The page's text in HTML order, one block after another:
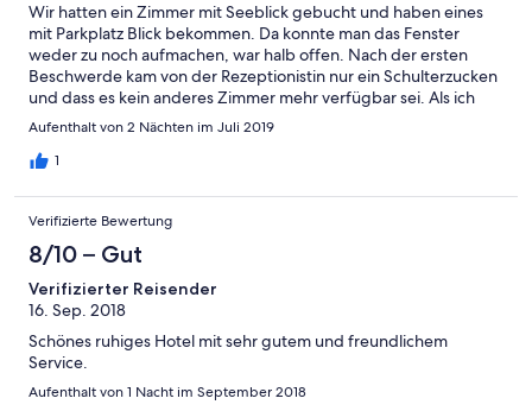
Wir hatten ein Zimmer mit Seeblick gebucht und haben eines
mit Parkplatz Blick bekommen. Da konnte man das Fenster
weder zu noch aufmachen, war halb offen. Nach der ersten
Beschwerde kam von der Rezeptionistin nur ein Schulterzucken
und dass es kein anderes Zimmer mehr verfügbar sei. Als ich
den Manager sprechen wollte fand man ein Zimmer das nicht
Seeblick hatte. Der Dritte Stock ist richtig in die Jahre
Kategorie. Wifi funktioniert auch nicht. Zudem riecht sowohl
das Hotel wie auch die gesamte Umgebung sehr unangenehm,
von Mittag bis spät Abends, nach Essen. Da ist nichts mit frische
Luft genießen... Das Frühstück und das Service beim Frühstück
waren sehr gut.
Aufenthalt von 2 Nächten im Juli 2019
1
Verifizierte Bewertung
8/10 – Gut
Verifizierter Reisender
16. Sep. 2018
Schönes ruhiges Hotel mit sehr gutem und freundlichem
Service.
Aufenthalt von 1 Nacht im September 2018